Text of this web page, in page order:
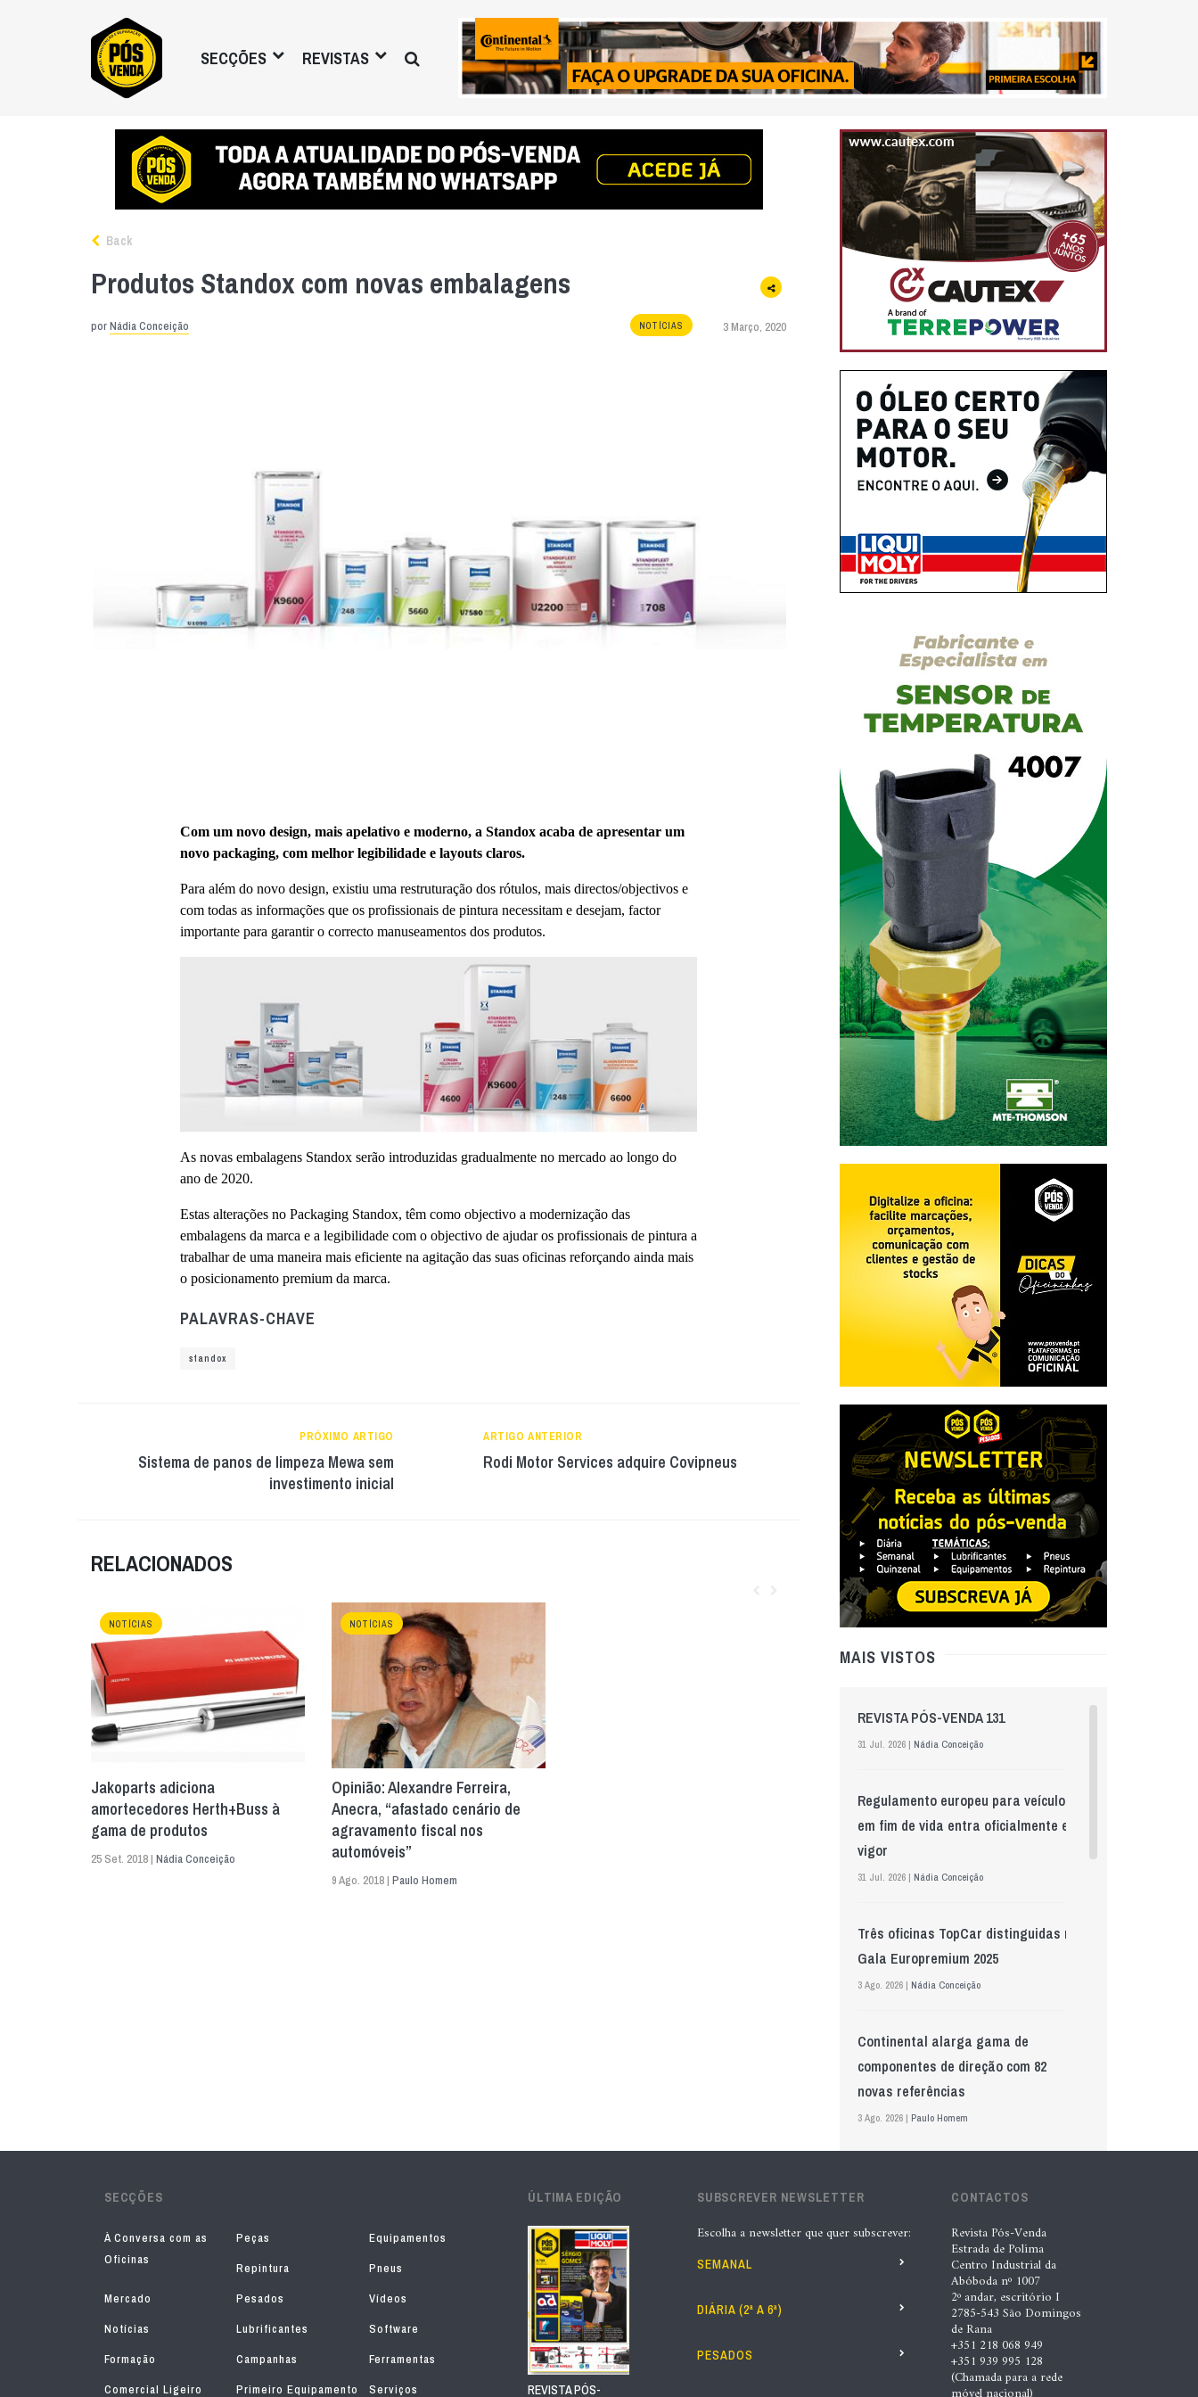
SECÇÕES REVISTAS
Back
Produtos Standox com novas embalagens
porNádia Conceição NOTÍCIAS 3 Março, 2020
Com um novo design, mais apelativo e moderno, a Standox acaba de apresentar um
novo packaging, com melhor legibilidade e layouts claros.
Para além do novo design, existiu uma restruturação dos rótulos, mais directos/objectivos e
com todas as informações que os profissionais de pintura necessitam e desejam, factor
importante para garantir o correcto manuseamentos dos produtos.
As novas embalagens Standox serão introduzidas gradualmente no mercado ao longo do
ano de 2020.
Estas alterações no Packaging Standox, têm como objectivo a modernização das
embalagens da marca e a legibilidade com o objectivo de ajudar os profissionais de pintura a
trabalhar de uma maneira mais eficiente na agitação das suas oficinas reforçando ainda mais
o posicionamento premium da marca.
PALAVRAS-CHAVE
standox
PRÓXIMO ARTIGO
Sistema de panos de limpeza Mewa sem
investimento inicial
ARTIGO ANTERIOR
Rodi Motor Services adquire Covipneus
RELACIONADOS
NOTÍCIAS
Jakoparts adiciona
amortecedores Herth+Buss à
gama de produtos
25 Set. 2018 | Nádia Conceição
NOTÍCIAS
Opinião: Alexandre Ferreira,
Anecra, “afastado cenário de
agravamento fiscal nos
automóveis”
9 Ago. 2018 | Paulo Homem
MAIS VISTOS
REVISTA PÓS-VENDA 131
31 Jul. 2026 | Nádia Conceição
Regulamento europeu para veículos
em fim de vida entra oficialmente em
vigor
31 Jul. 2026 | Nádia Conceição
Três oficinas TopCar distinguidas na
Gala Europremium 2025
3 Ago. 2026 | Nádia Conceição
Continental alarga gama de
componentes de direção com 82
novas referências
3 Ago. 2026 | Paulo Homem
controlo de qualidade
5 Ago. 2026 | Nádia Conceição
GS Pro Tyres assume representação
exclusiva da Laufenn em Portugal
Paulo Homem
Wolf mostra nova geração de
SECÇÕES
À Conversa com as
Oficinas
Peças
Equipamentos
Repintura
Pneus
Mercado
Pesados
Vídeos
Notícias
Lubrificantes
Software
Formação
Campanhas
Ferramentas
Comercial Ligeiro
Primeiro Equipamento Serviços
ÚLTIMA EDIÇÃO
REVISTA PÓS-
SUBSCREVER NEWSLETTER
Escolha a newsletter que quer subscrever:
SEMANAL
DIÁRIA (2ª A 6ª)
PESADOS
CONTACTOS
Revista Pós-Venda
Estrada de Polima
Centro Industrial da
Abóboda nº 1007
2º andar, escritório I
2785-543 São Domingos
de Rana
+351 218 068 949
+351 939 995 128
(Chamada para a rede